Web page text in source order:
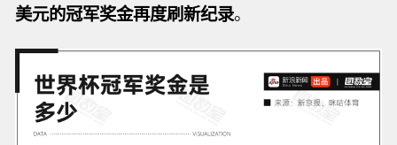
美元的冠军奖金再度刷新纪录。